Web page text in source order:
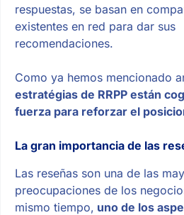
respuestas, se basan en
existentes en red para dar sus
recomendaciones.
Como ya hemos mencionado
estratégias de RRPP están
fuerza para reforzar el
La gran importancia de las
Las reseñas son una de las
preocupaciones de los
mismo tiempo, uno de los